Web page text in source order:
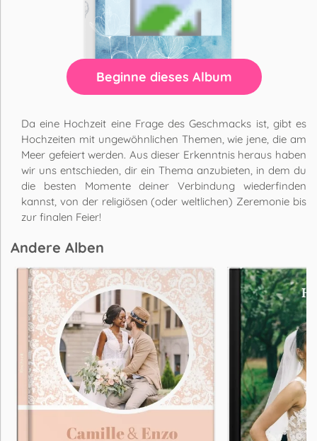
Beginne dieses Album
Da eine Hochzeit eine Frage des Geschmacks ist, gibt es
Hochzeiten mit ungewöhnlichen Themen, wie jene, die am
Meer gefeiert werden. Aus dieser Erkenntnis heraus haben
wir uns entschieden, dir ein Thema anzubieten, in dem du
die besten Momente deiner Verbindung wiederfinden
kannst, von der religiösen (oder weltlichen) Zeremonie bis
zur finalen Feier!
Andere Alben